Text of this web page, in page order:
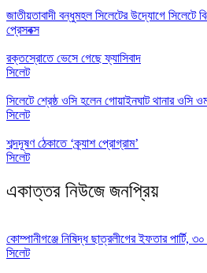
জাতীয়তাবাদী বন্ধুমহল সিলেটের উদ্যোগে সিলেটে
প্রেসবক্স
রক্তস্রোতে ভেসে গেছে ফ্যাসিবাদ
সিলেট
সিলেটে শ্রেষ্ঠ ওসি হলেন গোয়াইনঘাট থানার ওসি
সিলেট
শব্দদূষণ ঠেকাতে ‘ক্র্যাশ প্রোগ্রাম’
সিলেট
একাত্তর নিউজে জনপ্রিয়
কোম্পানীগঞ্জে নিষিদ্ধ ছাত্রলীগের ইফতার পার্টি,
সিলেট